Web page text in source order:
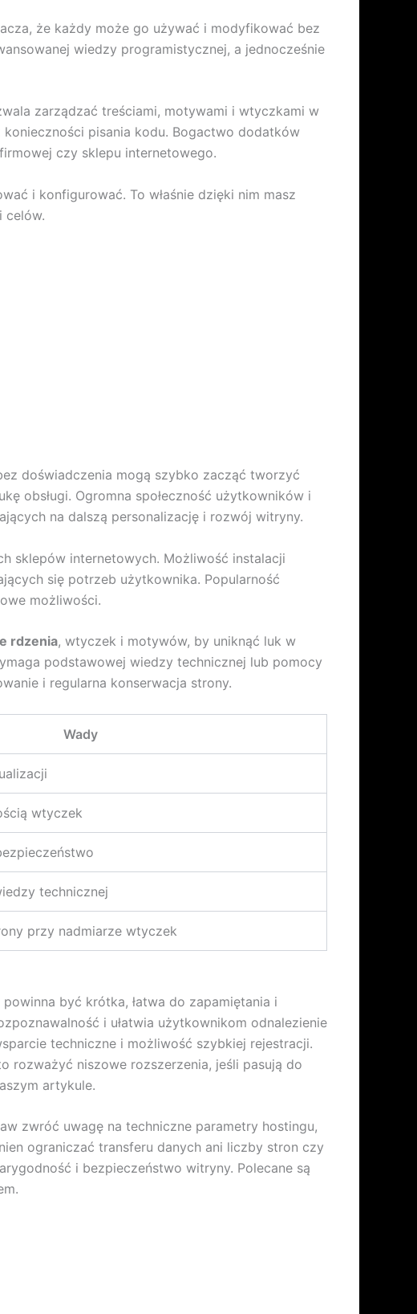
że każdy może go używać i modyfikować bez
wiedzy programistycznej, a jednocześnie
zarządzać treściami, motywami i wtyczkami w
pisania kodu. Bogactwo dodatków
czy sklepu internetowego.
i konfigurować. To właśnie dzięki nim masz
celów.
doświadczenia mogą szybko zacząć tworzyć
obsługi. Ogromna społeczność użytkowników i
na dalszą personalizację i rozwój witryny.
sklepów internetowych. Możliwość instalacji
się potrzeb użytkownika. Popularność
możliwości.
rdzenia, wtyczek i motywów, by uniknąć luk w
podstawowej wiedzy technicznej lub pomocy
i regularna konserwacja strony.
Wady
wtyczek
technicznej
przy nadmiarze wtyczek
być krótka, łatwa do zapamiętania i
i ułatwia użytkownikom odnalezienie
techniczne i możliwość szybkiej rejestracji.
rozważyć niszowe rozszerzenia, jeśli pasują do
artykule.
zwróć uwagę na techniczne parametry hostingu,
ograniczać transferu danych ani liczby stron czy
i bezpieczeństwo witryny. Polecane są